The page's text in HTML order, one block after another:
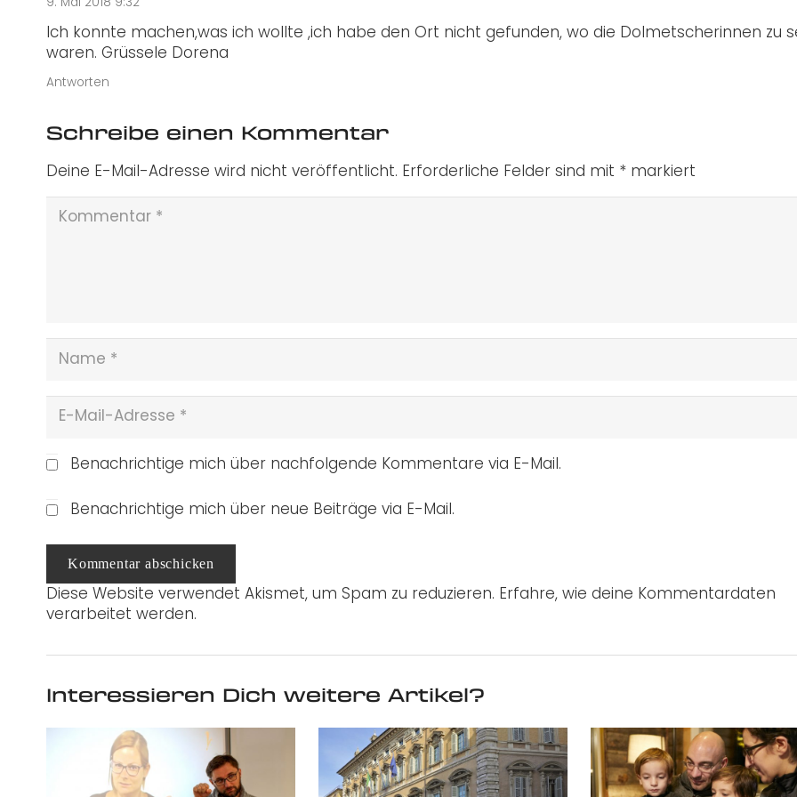
Ich konnte machen,was ich wollte ,ich habe den Ort nicht gefunden, wo die Dolmetscherinnen zu
waren. Grüssele Dorena
Antworten
Schreibe einen Kommentar
Deine E-Mail-Adresse wird nicht veröffentlicht. Erforderliche Felder sind mit * markiert
Benachrichtige mich über nachfolgende Kommentare via E-Mail.
Benachrichtige mich über neue Beiträge via E-Mail.
Kommentar abschicken
Diese Website verwendet Akismet, um Spam zu reduzieren. Erfahre, wie deine Kommentardaten
verarbeitet werden.
Interessieren Dich weitere Artikel?